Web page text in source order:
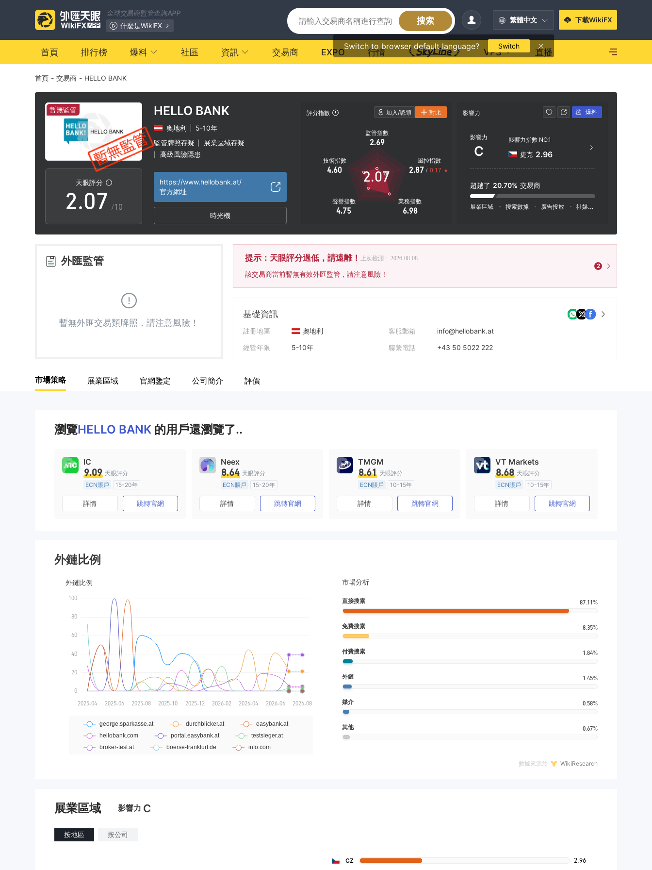
全球交易商監管查詢APP
什麼是WikiFX
搜索 繁體中文
Switch to browser default language? Switch
下載WikiFX
首頁 排行榜 爆料 社區 資訊 交易商 EXPO 行情 VPS 直播
首頁 - 交易商 - HELLO BANK
暫無監管
天眼評分
0
1
2
3
4
6
8
9
.0
1
2
4
6
8
9
1
2
3
5
6
7
8
9
/10
HELLO BANK
奧地利
5-10年
監管牌照存疑
展業區域存疑
高級風險隱患
https://www.hellobank.at/
官方網址
時光機
評分指數
監管指數
2.69
技術指數
4.60
聲譽指數
4.75
業務指數
6.98
風控指數
2.87 / 0.17
2.07
影響力
影響力
C
影響力指數 NO.1
捷克 2.96
超越了 20.70% 交易商
展業區域 搜索數據 廣告投放 社媒指數
加入/認領 對比 爆料
外匯監管
暫無外匯交易類牌照，請注意風險！
提示：天眼評分過低，請遠離！ 上次檢測 : 2026-08-08
該交易商當前暫無有效外匯監管，請注意風險！
2
基礎資訊
註冊地區
奧地利
經營年限
5-10年
客服郵箱
info@hellobank.at
聯繫電話
+43 50 5022 222
市場策略 展業區域 官網鑒定 公司簡介 評價
瀏覽HELLO BANK 的用戶還瀏覽了..
IC
9.09 天眼評分
ECN賬戶
15-20年
澳大利亞監管
全牌照 (MM)
主標MT4
詳情 跳轉官網
Neex
8.64 天眼評分
ECN賬戶
15-20年
澳大利亞監管
全牌照 (MM)
主標MT4
詳情 跳轉官網
TMGM
8.61 天眼評分
ECN賬戶
10-15年
澳大利亞監管
全牌照 (MM)
主標MT4
詳情 跳轉官網
VT Markets
8.68 天眼評分
ECN賬戶
10-15年
澳大利亞監管
全牌照 (MM)
主標MT4
詳情 跳轉官網
外鏈比例
市場分析
直接搜索 87.11%
免費搜索 8.35%
付費搜索 1.84%
外鏈 1.45%
媒介 0.58%
其他 0.67%
數據來源於 WikiResearch
展業區域 影響力 C
按地區 按公司
CZ 2.96